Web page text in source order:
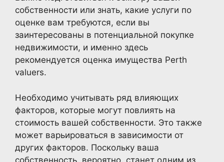
собственности или знать, какие услуги по
оценке вам требуются, если вы
заинтересованы в потенциальной покупке
недвижимости, и именно здесь
рекомендуется оценка имущества Perth
valuers.
Необходимо учитывать ряд влияющих
факторов, которые могут повлиять на
стоимость вашей собственности. Это также
может варьироваться в зависимости от
других факторов. Поскольку ваша
собственность, вероятно, станет одним из